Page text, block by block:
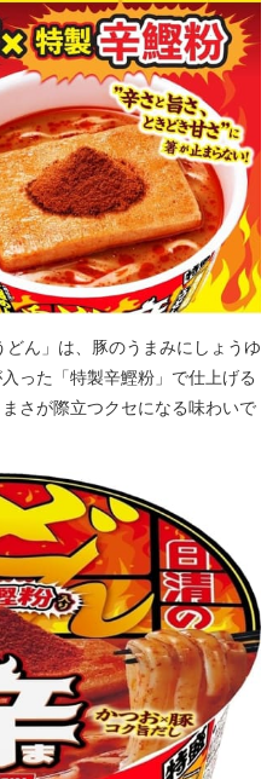
ん」は、豚のうまみにしょうゆ
った「特製辛鰹粉」で仕上げる
さが際立つクセになる味わいで